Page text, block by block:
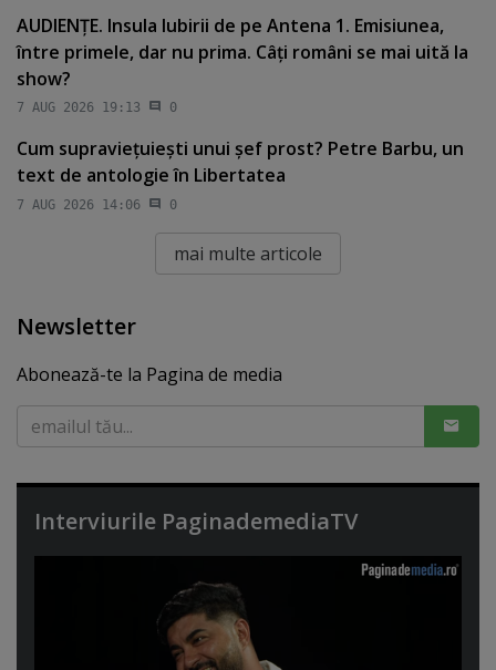
AUDIENŢE. Insula Iubirii de pe Antena 1. Emisiunea,
între primele, dar nu prima. Câţi români se mai uită la
show?
7 AUG 2026 19:13 0
Cum supravieţuieşti unui şef prost? Petre Barbu, un
text de antologie în Libertatea
7 AUG 2026 14:06 0
mai multe articole
Newsletter
Abonează-te la Pagina de media
Interviurile PaginademediaTV